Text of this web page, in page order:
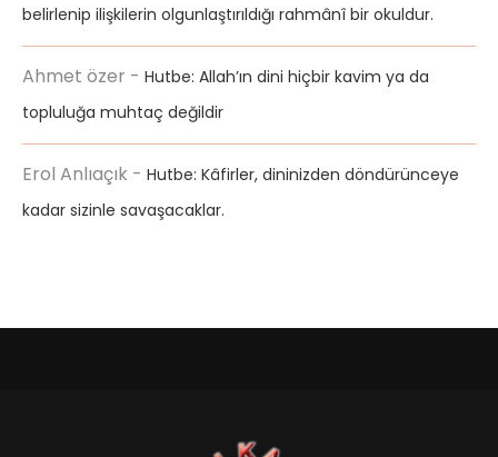
belirlenip ilişkilerin olgunlaştırıldığı rahmânî bir okuldur.
Ahmet özer - Hutbe: Allah’ın dini hiçbir kavim ya da
topluluğa muhtaç değildir
Erol Anlıaçık - Hutbe: Kâfirler, dininizden döndürünceye
kadar sizinle savaşacaklar.